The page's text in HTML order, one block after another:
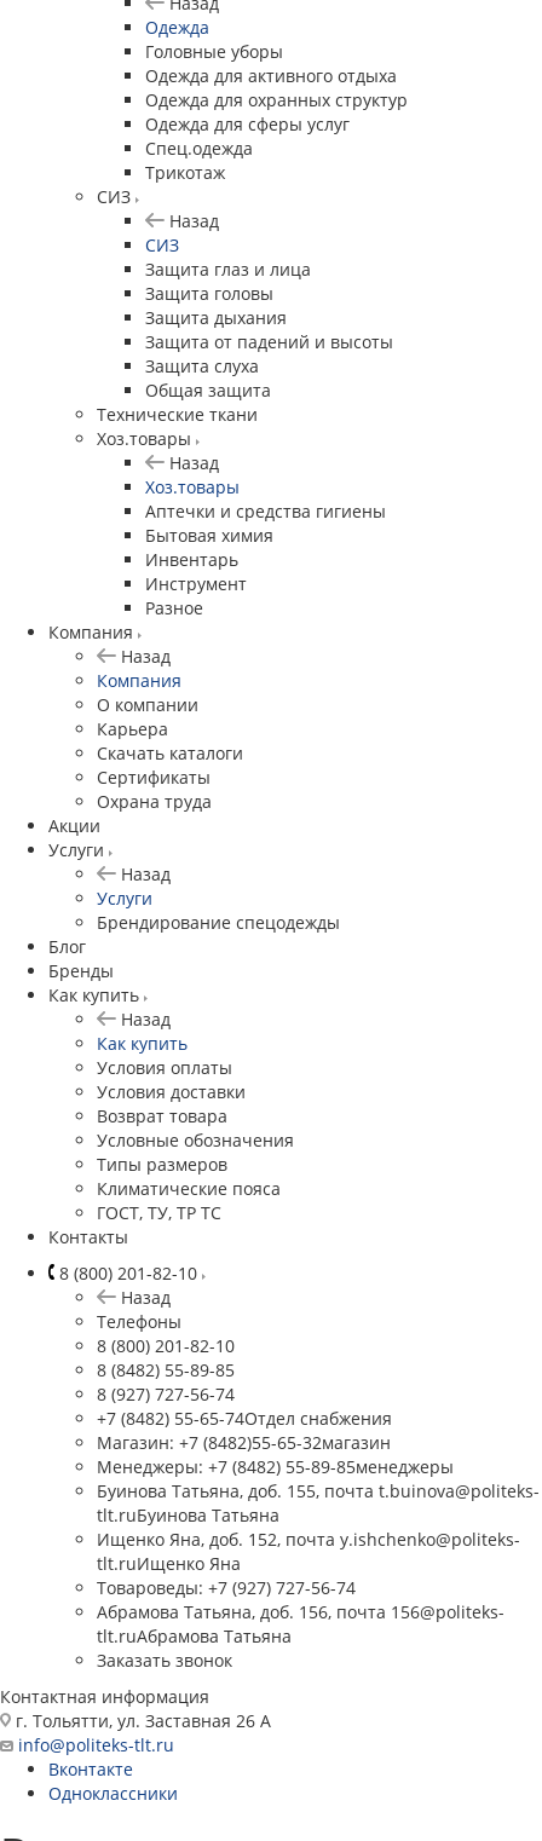
Одежда
Головные уборы
Одежда для активного отдыха
Одежда для охранных структур
Одежда для сферы услуг
Спец.одежда
Трикотаж
СИЗ
Назад
СИЗ
Защита глаз и лица
Защита головы
Защита дыхания
Защита от падений и высоты
Защита слуха
Общая защита
Технические ткани
Хоз.товары
Назад
Хоз.товары
Аптечки и средства гигиены
Бытовая химия
Инвентарь
Инструмент
Разное
Компания
Назад
Компания
О компании
Карьера
Cкачать каталоги
Сертификаты
Охрана труда
Акции
Услуги
Назад
Услуги
Брендирование спецодежды
Блог
Бренды
Как купить
Назад
Как купить
Условия оплаты
Условия доставки
Возврат товара
Условные обозначения
Типы размеров
Климатические пояса
ГОСТ, ТУ, ТР ТС
Контакты
8 (800) 201-82-10
Назад
Телефоны
8 (800) 201-82-10
8 (8482) 55-89-85
8 (927) 727-56-74
+7 (8482) 55-65-74Отдел снабжения
Магазин: +7 (8482)55-65-32магазин
Менеджеры: +7 (8482) 55-89-85менеджеры
Буинова Татьяна, доб. 155, почта t.buinova@politeks-
tlt.ruБуинова Татьяна
Ищенко Яна, доб. 152, почта y.ishchenko@politeks-
tlt.ruИщенко Яна
Товароведы: +7 (927) 727-56-74
Абрамова Татьяна, доб. 156, почта 156@politeks-
tlt.ruАбрамова Татьяна
Заказать звонок
Контактная информация
г. Тольятти, ул. Заставная 26 А
info@politeks-tlt.ru
Вконтакте
Одноклассники